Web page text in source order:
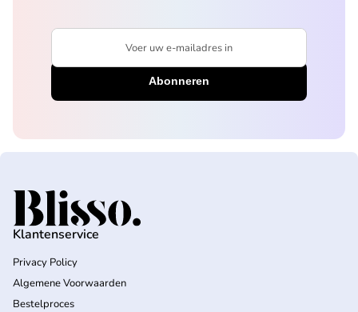
Voer uw e-mailadres in
Home
Klantenservice
Privacy Policy
Algemene Voorwaarden
Bestelproces